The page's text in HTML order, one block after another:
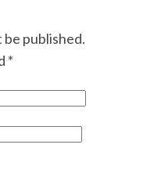
be published.
*